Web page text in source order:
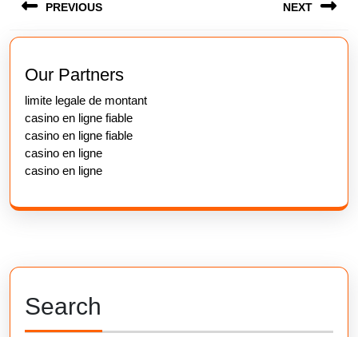
navigation
PREVIOUS
Previous
post:
NEXT
Our Partners
limite legale de montant
casino en ligne fiable
casino en ligne fiable
casino en ligne
casino en ligne
Search